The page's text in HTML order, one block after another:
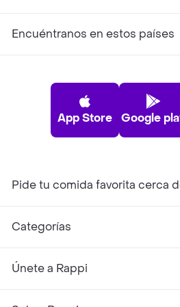
Encuéntranos en estos países
App Store Google
Pide tu comida favorita cerca
Categorías
Únete a Rappi